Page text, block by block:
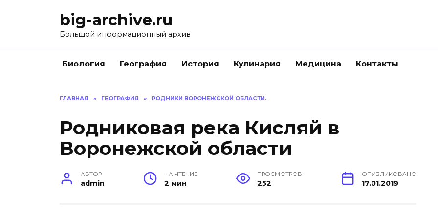
big-archive.ru
Большой информационный архив
Биология География История Кулинария Медицина Контакты
ГЛАВНАЯ » ГЕОГРАФИЯ » РОДНИКИ ВОРОНЕЖСКОЙ ОБЛАСТИ.
Родниковая река Кисляй в
Воронежской области
АВТОР
admin
НА ЧТЕНИЕ
2 мин
ПРОСМОТРОВ
252
ОПУБЛИКОВАНО
17.01.2019